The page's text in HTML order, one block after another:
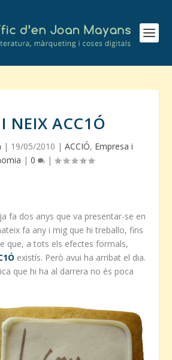
NEIX ACC1Ó
| 19/05/2010 | ACCIÓ, Empresa i
| 0 |
fa dos anys que va presentar-se en
fa any i mig que hi treballo, fins
que, a tots els efectes formals,
existís. Però avui ha arribat el dia.
que hi ha al darrera no és poca